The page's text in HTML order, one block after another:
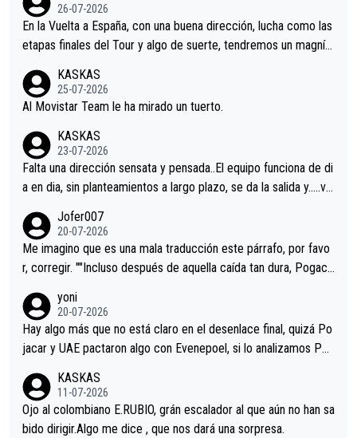
26-07-2026
En la Vuelta a España, con una buena dirección, lucha como las
etapas finales del Tour y algo de suerte, tendremos un magnífi
KASKAS
25-07-2026
Al Movistar Team le ha mirado un tuerto.
KASKAS
23-07-2026
Falta una dirección sensata y pensada..El equipo funciona de di
a en dia, sin planteamientos a largo plazo, se da la salida y…..ve
Minguez, Velez etc etc.Me da pena vivir estos momentos tan
tristes sin victorias.
Jofer007
20-07-2026
Me imagino que es una mala traducción este párrafo, por favo
r, corregir. ""Incluso después de aquella caída tan dura, Pogaca
permaneció pegado a su rueda. Parecía increíble la forma en l
a que era capaz de controlar el miedo", recordó."
yoni
20-07-2026
Hay algo más que no está claro en el desenlace final, quizá Po
jacar y UAE pactaron algo con Evenepoel, si lo analizamos Poj
i sin pedalear, luego está el saludo con Evenepoel dándose la
mano de una manera muy fraternal, más allá de los típicos toqu
es en el hombro con que saludaba a Vingegard. Ahí hubo una in
KASKAS
11-07-2026
Ojo al colombiano E.RUBIO, grán escalador al que aún no han sa
bido dirigir.Algo me dice , que nos dará una sorpresa.